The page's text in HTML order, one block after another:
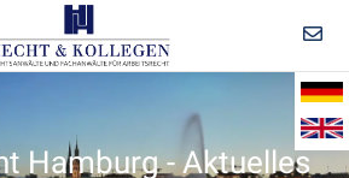
Hamburg - Aktuelles